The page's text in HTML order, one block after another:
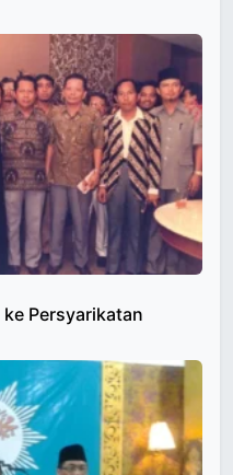
Kembali ke Persyarikatan